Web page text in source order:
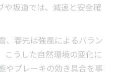
や坂道では、減速と安全確
、春先は強風によるバラン
こうした自然環境の変化に
やブレーキの効き具合を事